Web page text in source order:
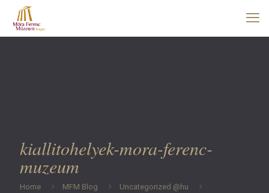
kiallitohelyek-mora-ferenc-
muzeum
Home MFM Blog
Uncategorized @hu